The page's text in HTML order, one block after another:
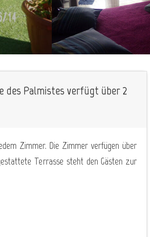
des Palmistes verfügt über 2
Zimmer. Die Zimmer verfügen über
Terrasse steht den Gästen zur